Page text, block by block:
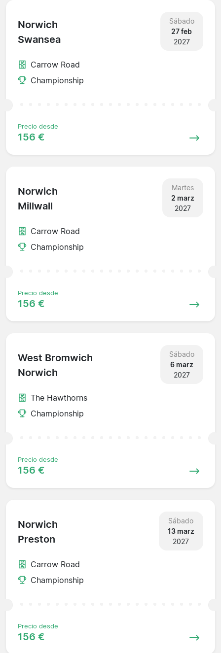
Norwich
Swansea
Sábado
27 feb
2027
Carrow Road
Championship
Precio desde
156 €
Norwich
Millwall
Martes
2 marz
2027
Carrow Road
Championship
Precio desde
156 €
West Bromwich
Norwich
Sábado
6 marz
2027
The Hawthorns
Championship
Precio desde
156 €
Norwich
Preston
Sábado
13 marz
2027
Carrow Road
Championship
Precio desde
156 €